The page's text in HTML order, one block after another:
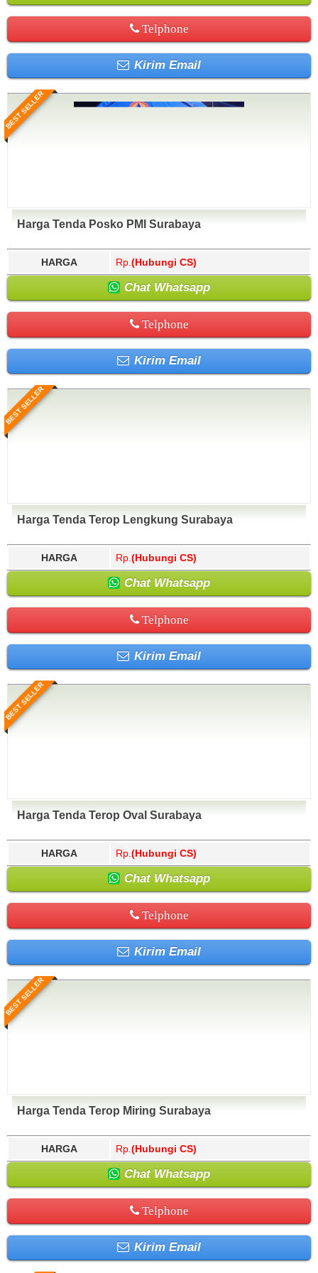
Telphone
Kirim Email
BEST SELLER
Harga Tenda Posko PMI Surabaya
HARGA Rp. (Hubungi CS)
Chat Whatsapp
Telphone
Kirim Email
BEST SELLER
Harga Tenda Terop Lengkung Surabaya
HARGA Rp. (Hubungi CS)
Chat Whatsapp
Telphone
Kirim Email
BEST SELLER
Harga Tenda Terop Oval Surabaya
HARGA Rp. (Hubungi CS)
Chat Whatsapp
Telphone
Kirim Email
BEST SELLER
Harga Tenda Terop Miring Surabaya
HARGA Rp. (Hubungi CS)
Chat Whatsapp
Telphone
Kirim Email